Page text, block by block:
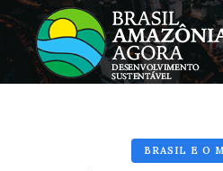
BRASIL E O